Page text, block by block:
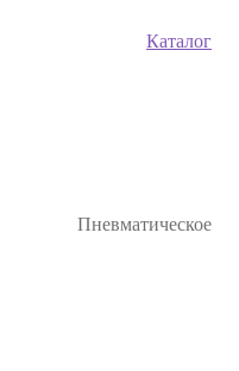
Каталог
Пневматическое